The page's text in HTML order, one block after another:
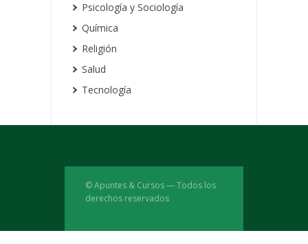
Psicología y Sociología
Química
Religión
Salud
Tecnología
© Apuntes & Cursos — Todos los
derechos reservados